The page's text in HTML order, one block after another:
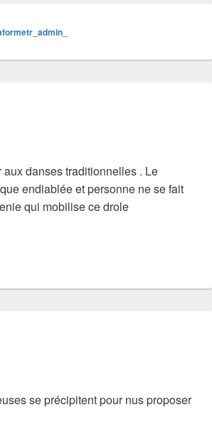
danses traditionnelles . Le
endiablée et personne ne se fait
qui mobilise ce drole
se précipitent pour nus proposer